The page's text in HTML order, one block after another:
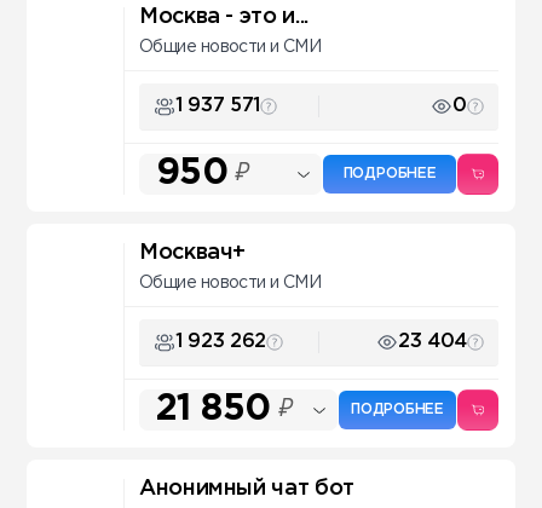
Москва - это и...
Общие новости и СМИ
1 937 571 0
950 ₽ ПОДРОБНЕЕ
Москвач+
Общие новости и СМИ
1 923 262 23 404
21 850 ₽ ПОДРОБНЕЕ
Анонимный чат бот